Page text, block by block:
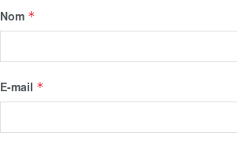
Nom *
E-mail *